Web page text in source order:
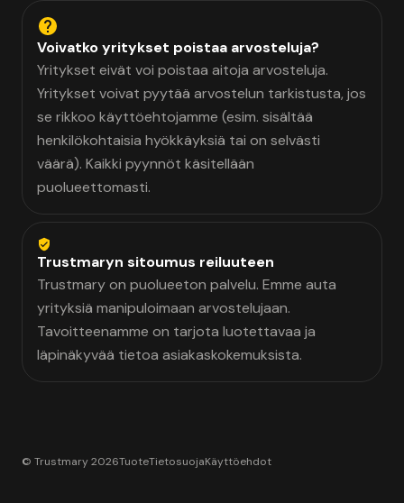
Voivatko yritykset poistaa arvosteluja?
Yritykset eivät voi poistaa aitoja arvosteluja.
Yritykset voivat pyytää arvostelun tarkistusta, jos
se rikkoo käyttöehtojamme (esim. sisältää
henkilökohtaisia hyökkäyksiä tai on selvästi
väärä). Kaikki pyynnöt käsitellään
puolueettomasti.
Trustmaryn sitoumus reiluuteen
Trustmary on puolueeton palvelu. Emme auta
yrityksiä manipuloimaan arvostelujaan.
Tavoitteenamme on tarjota luotettavaa ja
läpinäkyvää tietoa asiakaskokemuksista.
© Trustmary 2026TuoteTietosuojaKäyttöehdot